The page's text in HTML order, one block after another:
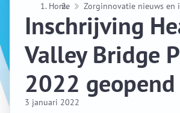
Home Zorginnovatie nieuws en
Inschrijving
Valley Bridge
2022 geopend
3 januari 2022